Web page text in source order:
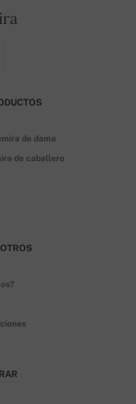
de dama
de caballero